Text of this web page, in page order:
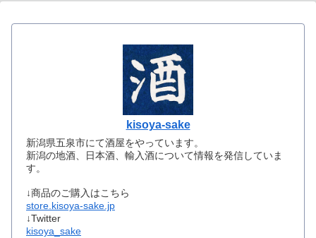
kisoya-sake
新潟県五泉市にて酒屋をやっています。
新潟の地酒、日本酒、輸入酒について情報を発信していま
す。
↓商品のご購入はこちら
store.kisoya-sake.jp
↓Twitter
kisoya_sake